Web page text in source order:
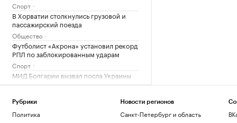
Спорт
В Хорватии столкнулись грузовой и
пассажирский поезда
Общество
Футболист «Акрона» установил рекорд
РПЛ по заблокированным ударам
Спорт
МИД Болгарии вызвал посла Украины
из-за взрыва беспилотника
Зачем экономике России нужна
товарная биржа
Рубрики
Политика
Новости регионов
Санкт-Петербург и область